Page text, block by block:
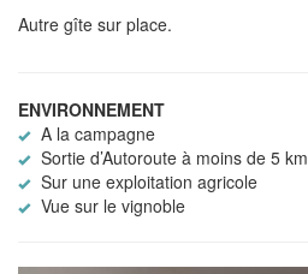
Autre gîte sur place.
ENVIRONNEMENT
A la campagne
Sortie d’Autoroute à moins de 5 km
Sur une exploitation agricole
Vue sur le vignoble